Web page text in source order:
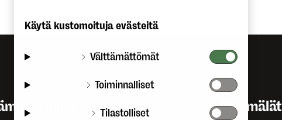
ulkona -klubi Myymälät
Käytä kustomoituja evästeitä
Välttämättömät
Toiminnalliset
Tilastolliset